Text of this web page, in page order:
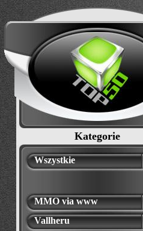
Kategorie
Wszystkie
MMO via www
Vallheru